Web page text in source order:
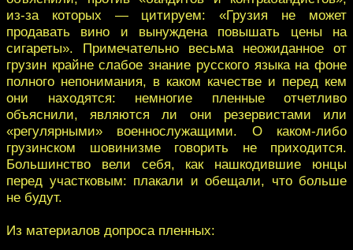
из-за которых — цитируем: «Грузия не может
продавать вино и вынуждена повышать цены на
сигареты». Примечательно весьма неожиданное от
грузин крайне слабое знание русского языка на фоне
полного непонимания, в каком качестве и перед кем
они находятся: немногие пленные отчетливо
объяснили, являются ли они резервистами или
«регулярными» военнослужащими. О каком-либо
грузинском шовинизме говорить не приходится.
Большинство вели себя, как нашкодившие юнцы
перед участковым: плакали и обещали, что больше
не будут.
Из материалов допроса пленных: